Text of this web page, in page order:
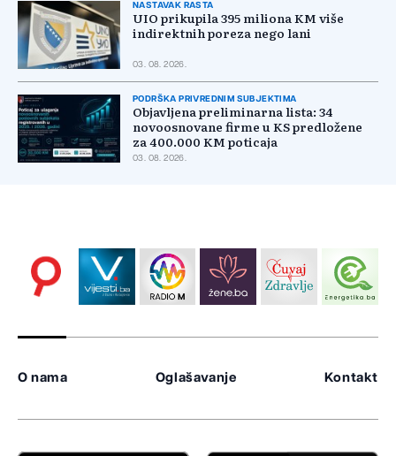
NASTAVAK RASTA
UIO prikupila 395 miliona KM više
indirektnih poreza nego lani
03. 08. 2026.
PODRŠKA PRIVREDNIM SUBJEKTIMA
Objavljena preliminarna lista: 34
novoosnovane firme u KS predložene
za 400.000 KM poticaja
03. 08. 2026.
O nama Oglašavanje Kontakt